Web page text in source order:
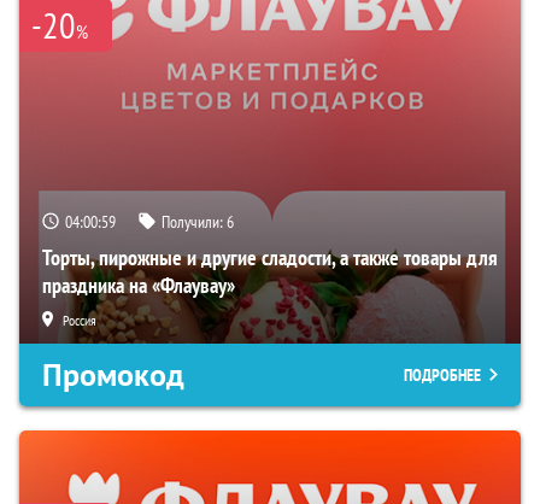
-20%
04:00:58 Получили:6
Торты, пирожные и другие сладости, а также товары для
праздника на «Флаувау»
Россия
Промокод ПОДРОБНЕЕ